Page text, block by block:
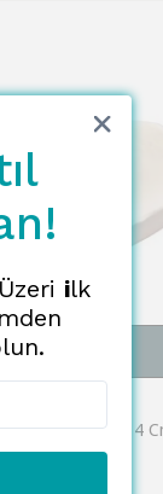
SEPETE EKLE
ilk